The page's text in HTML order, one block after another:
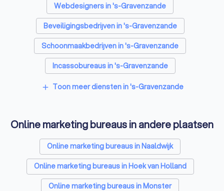
Webdesigners in 's-Gravenzande
Beveiligingsbedrijven in 's-Gravenzande
Schoonmaakbedrijven in 's-Gravenzande
Incassobureaus in 's-Gravenzande
Tekstschrijvers in 's-Gravenzande
SEO-specialisten in 's-Gravenzande
Grafisch ontwerpers in 's-Gravenzande
Reclamebureaus in 's-Gravenzande
Accountants in 's-Gravenzande
add Toon meer diensten in 's-Gravenzande
Online marketing bureaus in andere plaatsen
Online marketing bureaus in Naaldwijk
Online marketing bureaus in Hoek van Holland
Online marketing bureaus in Monster